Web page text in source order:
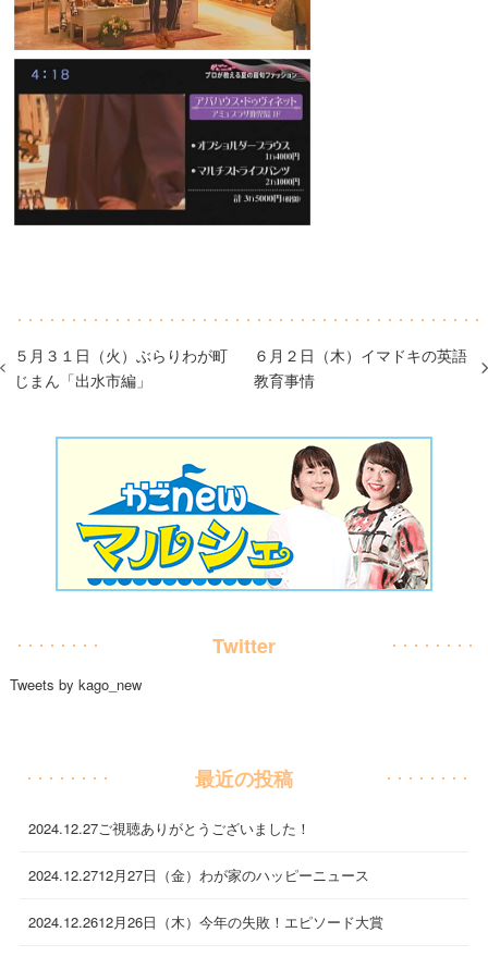
５月３１日（火）ぶらりわが町
じまん「出水市編」
６月２日（木）イマドキの英語
教育事情
Twitter
Tweets by kago_new
最近の投稿
2024.12.27ご視聴ありがとうございました！
2024.12.2712月27日（金）わが家のハッピーニュース
2024.12.2612月26日（木）今年の失敗！エピソード大賞